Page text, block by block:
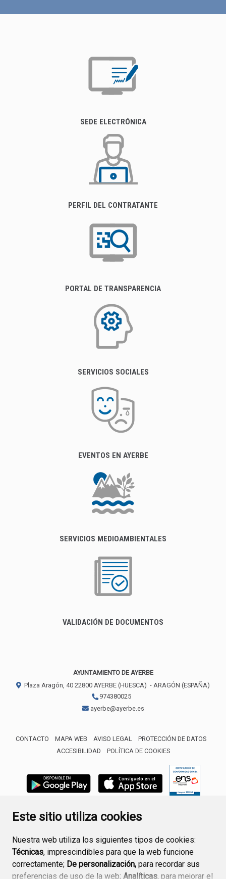
Este sitio utiliza cookies
Nuestra web utiliza los siguientes tipos de cookies:
Técnicas, imprescindibles para que la web funcione
correctamente; De personalización, para recordar sus
preferencias de uso de la web; Analíticas, para mejorar el
SEDE ELECTRÓNICA
PERFIL DEL CONTRATANTE
PORTAL DE TRANSPARENCIA
SERVICIOS SOCIALES
EVENTOS EN AYERBE
SERVICIOS MEDIOAMBIENTALES
VALIDACIÓN DE DOCUMENTOS
AYUNTAMIENTO DE AYERBE
Plaza Aragón, 40 22800 AYERBE (HUESCA) - ARAGÓN (ESPAÑA)
974380025
ayerbe@ayerbe.es
CONTACTO MAPA WEB AVISO LEGAL
PROTECCIÓN DE DATOS
ACCESIBILIDAD
POLÍTICA DE COOKIES